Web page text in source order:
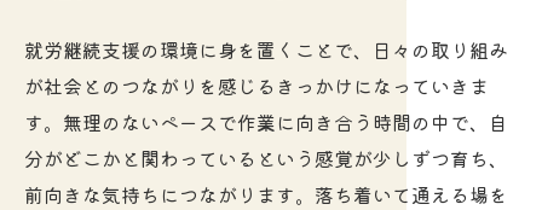
就労継続支援の環境に身を置くことで、日々の取り組み
が社会とのつながりを感じるきっかけになっていきま
す。無理のないペースで作業に向き合う時間の中で、自
分がどこかと関わっているという感覚が少しずつ育ち、
前向きな気持ちにつながります。落ち着いて通える場を